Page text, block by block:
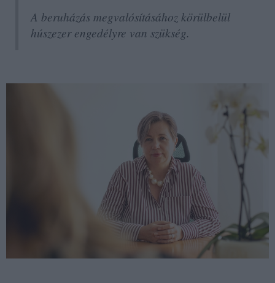
A beruházás megvalósításához körülbelül
húszezer engedélyre van szükség.